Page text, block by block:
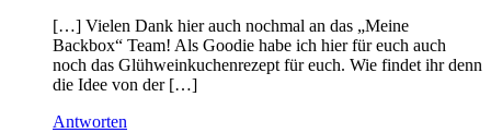
[…] Vielen Dank hier auch nochmal an das „Meine
Backbox“ Team! Als Goodie habe ich hier für euch auch
noch das Glühweinkuchenrezept für euch. Wie findet ihr denn
die Idee von der […]
Antworten